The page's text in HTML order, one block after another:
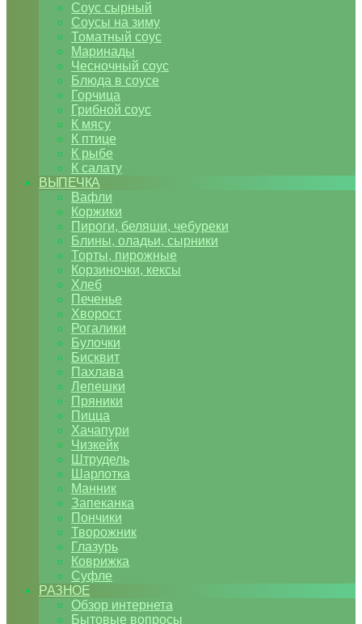
Соус сырный
Соусы на зиму
Томатный соус
Маринады
Чесночный соус
Блюда в соусе
Горчица
Грибной соус
К мясу
К птице
К рыбе
К салату
ВЫПЕЧКА
Вафли
Коржики
Пироги, беляши, чебуреки
Блины, оладьи, сырники
Торты, пирожные
Корзиночки, кексы
Хлеб
Печенье
Хворост
Рогалики
Булочки
Бисквит
Пахлава
Лепешки
Пряники
Пицца
Хачапури
Чизкейк
Штрудель
Шарлотка
Манник
Запеканка
Пончики
Творожник
Глазурь
Коврижка
Суфле
РАЗНОЕ
Обзор интернета
Бытовые вопросы